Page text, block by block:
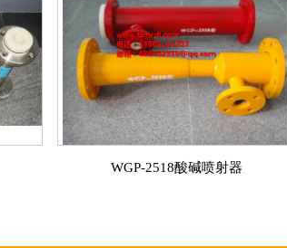
WGP-2518酸碱喷射器